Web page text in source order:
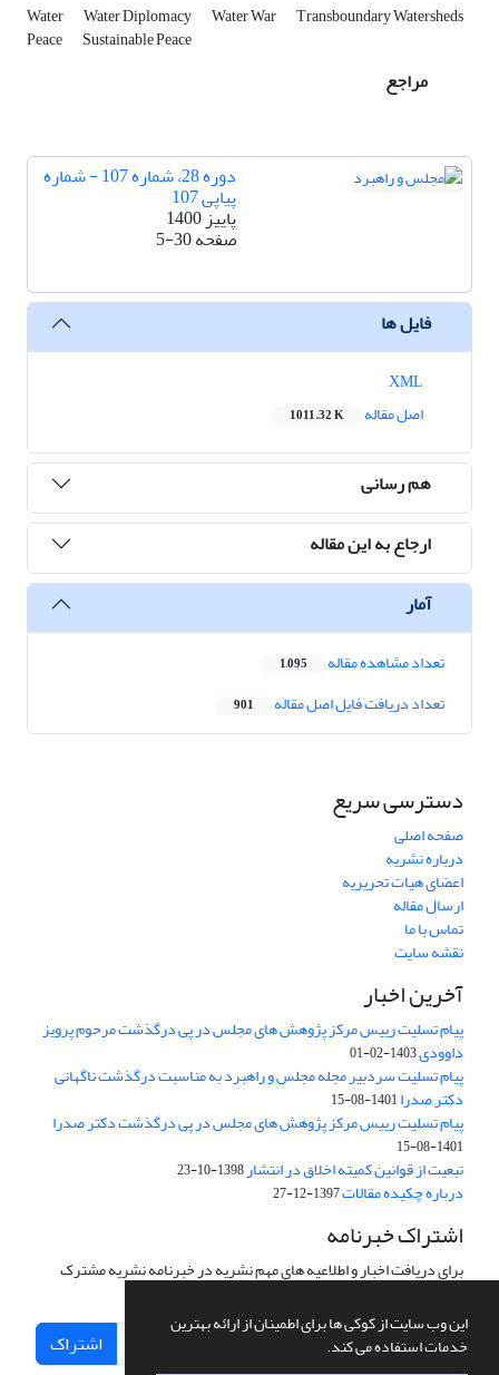
این وب سایت از کوکی ها برای اطمینان از ارائه بهترین
خدمات استفاده می کند.
Water Water Diplomacy Water War Transboundary Watersheds
Peace Sustainable Peace
مراجع
دوره 28، شماره 107 - شماره
پیاپی 107
پاییز 1400
صفحه5-30
فایل ها
اصل مقاله
1011.32 K
هم رسانی
ارجاع به این مقاله
آمار
تعداد مشاهده مقاله 1,095
تعداد دریافت فایل اصل مقاله 901
دسترسی سریع
صفحه اصلی
درباره نشریه
اعضای هیات تحریریه
ارسال مقاله
تماس با ما
نقشه سایت
آخرین اخبار
پیام تسلیت رییس مرکز پژوهش های مجلس در پی درگذشت مرحوم پرویز
داوودی1403-02-01
پیام تسلیت سردبیر مجله مجلس و راهبرد به مناسبت درگذشت ناگهانی
دکتر صدرا1401-08-15
پیام تسلیت رییس مرکز پژوهش های مجلس در پی درگذشت دکتر صدرا
1401-08-15
تبعیت از قوانین کمیته اخلاق در انتشار1398-10-23
درباره چکیده مقالات1397-12-27
اشتراک خبرنامه
برای دریافت اخبار و اطلاعیه های مهم نشریه در خبرنامه نشریه مشترک
اشتراک